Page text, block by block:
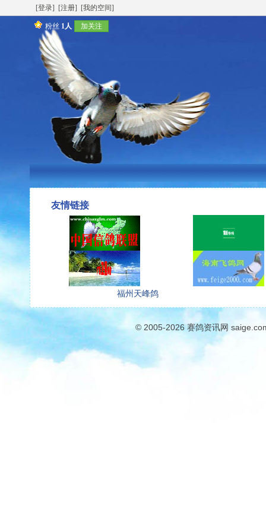
[登录] [注册] [我的空间]
粉丝 1人 加关注
友情链接
福州天峰鸽
© 2005-2026赛鸽资讯网